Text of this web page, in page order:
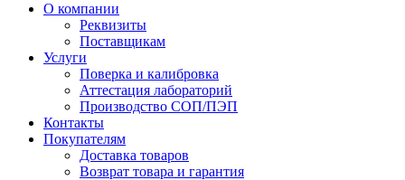
О компании
Реквизиты
Поставщикам
Услуги
Поверка и калибровка
Аттестация лабораторий
Производство СОП/ПЭП
Контакты
Покупателям
Доставка товаров
Возврат товара и гарантия